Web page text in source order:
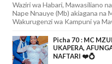
Waziri wa Habari, Mawasiliano
Nape Nnauye (Mb) akiagana na
Wakurugenzi wa Kampuni ya
Picha 70 : MC
UKAPERA,
NAFTARI ❤️💍